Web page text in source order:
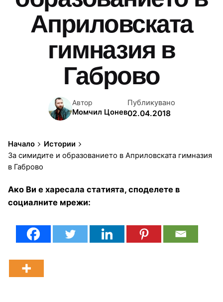
Априловската
гимназия в
Габрово
Автор
Момчил Цонев
Публикувано
02.04.2018
Начало
Истории
За симидите и образованието в Априловската гимназия
в Габрово
Ако Ви е харесала статията, споделете в
социалните мрежи: